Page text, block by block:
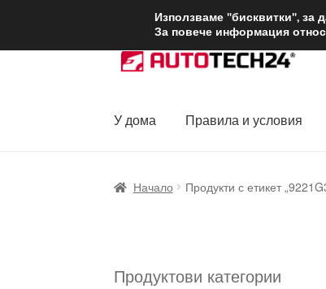
Skip
to
Skip
to
У дома Правила и условия
Начало Продукти с етикет
Продуктови категории
Използваме "бисквитки", за
За повече информация